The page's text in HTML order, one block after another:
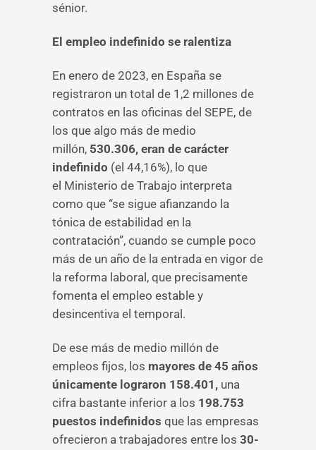
sénior.
El empleo indefinido se ralentiza
En enero de 2023, en España se
registraron un total de 1,2 millones de
contratos en las oficinas del SEPE, de
los que algo más de medio
millón, 530.306, eran de carácter
indefinido (el 44,16%), lo que
el Ministerio de Trabajo interpreta
como que “se sigue afianzando la
tónica de estabilidad en la
contratación”, cuando se cumple poco
más de un año de la entrada en vigor de
la reforma laboral, que precisamente
fomenta el empleo estable y
desincentiva el temporal.
De ese más de medio millón de
empleos fijos, los mayores de 45 años
únicamente lograron 158.401, una
cifra bastante inferior a los 198.753
puestos indefinidos que las empresas
ofrecieron a trabajadores entre los 30-